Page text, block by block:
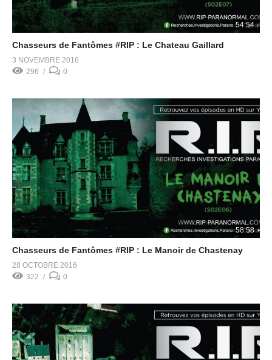
54:54
Chasseurs de Fantômes #RIP : Le Chateau Gaillard
3 NOVEMBRE 2016
296
0
58:58
Chasseurs de Fantômes #RIP : Le Manoir de Chastenay
28 OCTOBRE 2016
322
0